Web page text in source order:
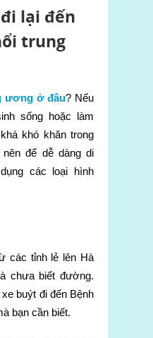
lại đến
trung
ương ở đâu? Nếu
sống hoặc làm
khó khăn trong
để dễ dàng di
các loại hình
các tỉnh lẻ lên Hà
chưa biết đường.
buýt đi đến Bệnh
bạn cần biết.